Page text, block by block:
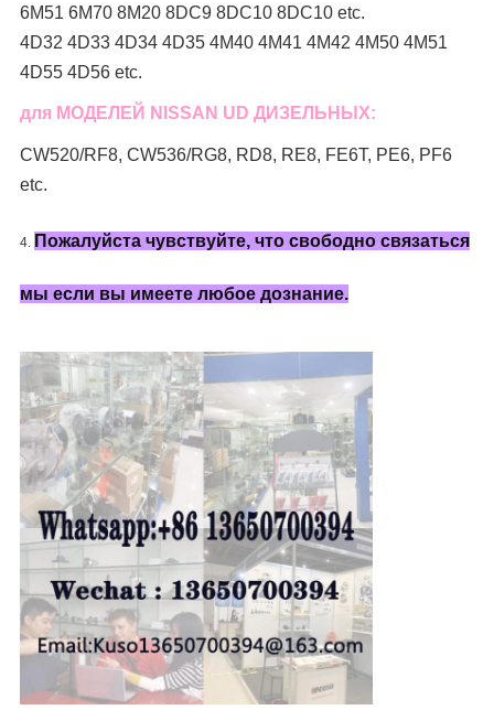
6M51 6M70 8M20 8DC9 8DC10 8DC10 etc.
4D32 4D33 4D34 4D35 4M40 4M41 4M42 4M50 4M51
4D55 4D56 etc.
для МОДЕЛЕЙ NISSAN UD ДИЗЕЛЬНЫХ:
CW520/RF8, CW536/RG8, RD8, RE8, FE6T, PE6, PF6
etc.
4. Пожалуйста чувствуйте, что свободно связаться
мы если вы имеете любое дознание.